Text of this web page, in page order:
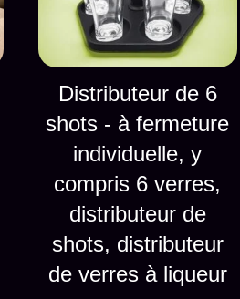
Distributeur de 6
shots - à fermeture
individuelle, y
compris 6 verres,
distributeur de
shots, distributeur
de verres à liqueur